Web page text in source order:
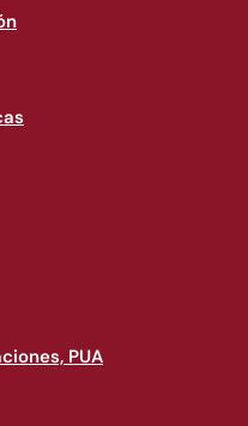
PUA